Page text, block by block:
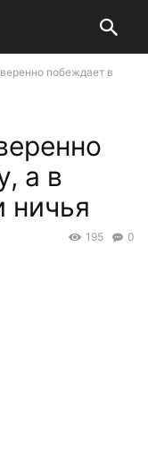
побеждает в
а в
ничья
0
195